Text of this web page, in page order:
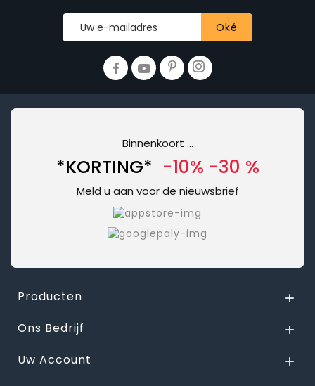
Binnenkoort ...
*KORTING* -10% -30 %
Meld u aan voor de nieuwsbrief
Producten 
Ons Bedrijf 
Uw Account 